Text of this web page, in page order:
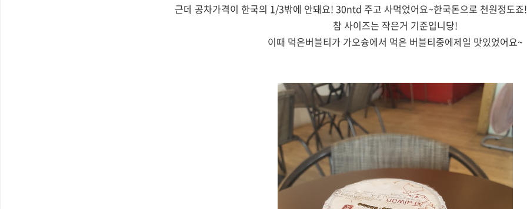
근데 공차가격이 한국의 1/3밖에 안돼요! 30ntd 주고 사먹었어요~한국돈으로 천원정도
참 사이즈는 작은거 기준입니당!
이때 먹은버블티가 가오슝에서 먹은 버블티중에제일 맛있었어요~